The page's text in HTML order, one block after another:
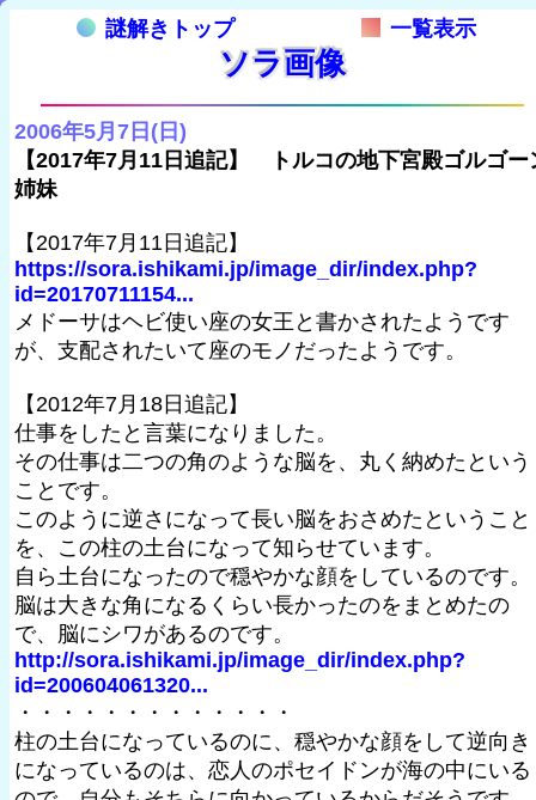
謎解きトップ 一覧表示
ソラ画像
2006年5月7日(日)
【2017年7月11日追記】 トルコの地下宮殿ゴルゴー
姉妹
【2017年7月11日追記】
https://sora.ishikami.jp/image_dir/index.php?
id=20170711154...
メドーサはヘビ使い座の女王と書かされたようです
が、支配されたいて座のモノだったようです。
【2012年7月18日追記】
仕事をしたと言葉になりました。
その仕事は二つの角のような脳を、丸く納めたという
ことです。
このように逆さになって長い脳をおさめたということ
を、この柱の土台になって知らせています。
自ら土台になったので穏やかな顔をしているのです。
脳は大きな角になるくらい長かったのをまとめたの
で、脳にシワがあるのです。
http://sora.ishikami.jp/image_dir/index.php?
id=200604061320...
・・・・・・・・・・・・・
柱の土台になっているのに、穏やかな顔をして逆向き
になっているのは、恋人のポセイドンが海の中にいる